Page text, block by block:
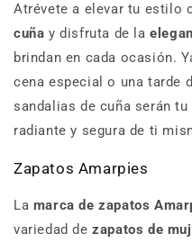
Atrévete a elevar tu estilo
cuña y disfruta de la
brindan en cada ocasión.
cena especial o una tarde
sandalias de cuña serán
radiante y segura de ti
Zapatos Amarpies
La marca de zapatos
variedad dezapatos de